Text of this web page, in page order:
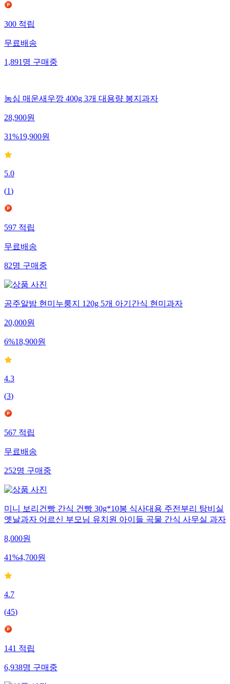
300적립
무료배송
1,891명구매중
농심 매운새우깡 400g 3개 대용량 봉지과자
28,900원
31%19,900원
5.0
(1)
597적립
무료배송
82명구매중
공주알밤 현미누룽지 120g 5개 아기간식 현미과자
20,000원
6%18,900원
4.3
(3)
567적립
무료배송
252명구매중
미니 보리건빵 간식 건빵 30g*10봉 식사대용 주전부리 탕비실
옛날과자 어르신 부모님 유치원 아이들 곡물 간식 사무실 과자
8,000원
41%4,700원
4.7
(45)
141적립
6,938명구매중